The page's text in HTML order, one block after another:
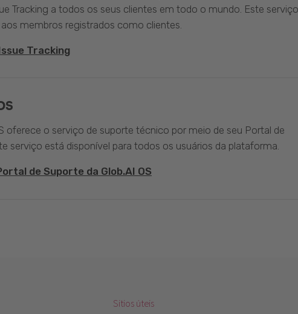
Tracking a todos os seus clientes em todo o mundo. Este serviço
membros registrados como clientes.
Tracking
oferece o serviço de suporte técnico por meio de seu Portal de
serviço está disponível para todos os usuários da plataforma.
de Suporte da Glob.AI OS
Sitios úteis